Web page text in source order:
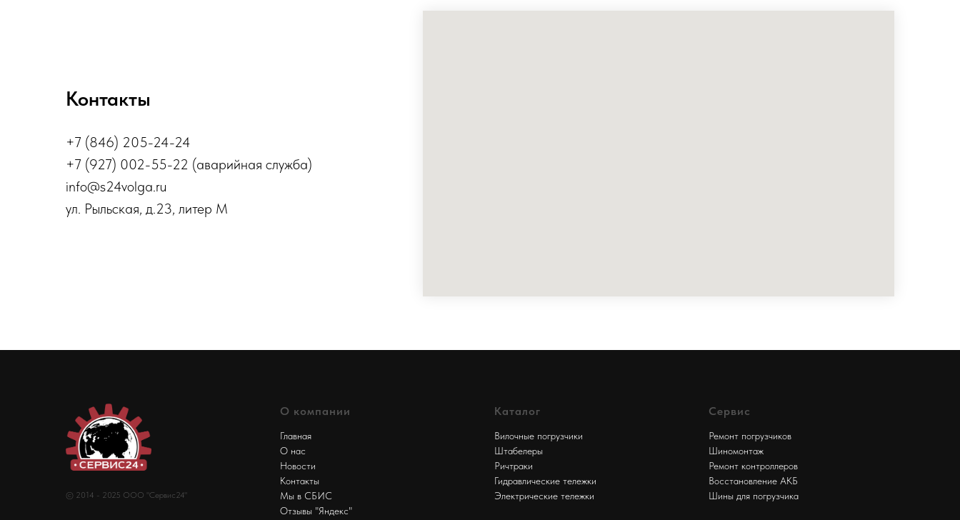
Контакты
+7 (846) 205-24-24
+7 (927) 002-55-22 (аварийная служба)
info@s24volga.ru
ул. Рыльская, д.23, литер М
© 2014 - 2025 ООО "Сервис24"
О компании
Главная
О нас
Новости
Контакты
Мы в СБИС
Отзывы "Яндекс"
Каталог
Вилочные погрузчики
Штабелеры
Ричтраки
Гидравлические тележки
Электрические тележки
Сервис
Ремонт погрузчиков
Шиномонтаж
Ремонт контроллеров
Восстановление АКБ
Шины для погрузчика